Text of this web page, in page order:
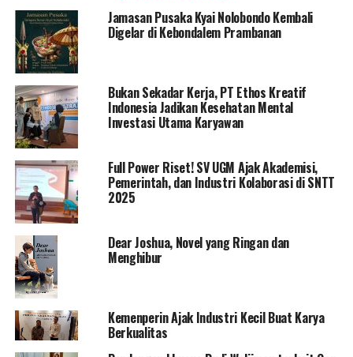
Sebanyak sembilan lagu dari tiga album dinyanyikan
oleh Naura dan disambut riuh 4000 penonton Jogja Bay
Waterpark. Lagu-lagu yang dibawakan diantaranya
“Bully”, “Berani Bermimpi”, “Untuk Tuhan”, dan
“Setinggi Langit”. Penonton tampak menikmati Show
Naura dengan ikut bernyanyi dan ‘seru-seruan bareng’
di wahana kolam ombak South Beach Jogja Bay
Waterpark yang telah dikeringkan.
Naura tampak bersemangat menunjukkan
penampilannya selama satu jam di atas panggung.
Didampingi kedua orang tuanya Nola Be3 dan Baldy
Mulya, Naura menunjukkan performa terbaiknya untuk
Teman Naura Jogja di Jogja Bay Waterpark. Padahal
melalui
akun Instagramnya @aku_naura, gadis cilik berbakat
kelahiran Jakarta, 18 Juni 2005 ini sempat kurang fit
sebelum jadwal berangkat ke Solo untuk menyanyi dan
Jamasan Pusaka Kyai Nolobondo Kembali
Digelar di Kebondalem Prambanan
Bukan Sekadar Kerja, PT Ethos Kreatif
Indonesia Jadikan Kesehatan Mental
Investasi Utama Karyawan
Full Power Riset! SV UGM Ajak Akademisi,
Pemerintah, dan Industri Kolaborasi di SNTT
2025
Dear Joshua, Novel yang Ringan dan
Menghibur
Kemenperin Ajak Industri Kecil Buat Karya
Berkualitas